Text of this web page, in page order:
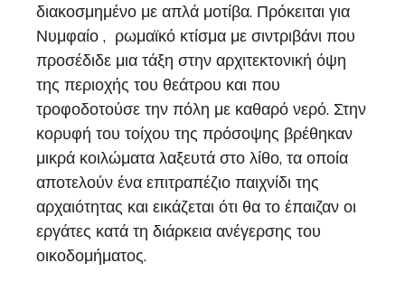
διακοσμημένο με απλά μοτίβα. Πρόκειται για
Νυμφαίο , ρωμαϊκό κτίσμα με σιντριβάνι που
προσέδιδε μια τάξη στην αρχιτεκτονική όψη
της περιοχής του θεάτρου και που
τροφοδοτούσε την πόλη με καθαρό νερό. Στην
κορυφή του τοίχου της πρόσοψης βρέθηκαν
μικρά κοιλώματα λαξευτά στο λίθο, τα οποία
αποτελούν ένα επιτραπέζιο παιχνίδι της
αρχαιότητας και εικάζεται ότι θα το έπαιζαν οι
εργάτες κατά τη διάρκεια ανέγερσης του
οικοδομήματος.